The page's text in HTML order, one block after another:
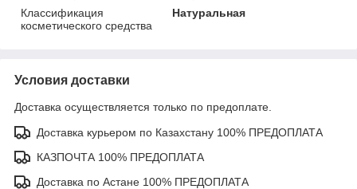
Классификация
косметического средства
Натуральная
Условия доставки
Доставка осуществляется только по предоплате.
Доставка курьером по Казахстану 100% ПРЕДОПЛАТА
КАЗПОЧТА 100% ПРЕДОПЛАТА
Доставка по Астане 100% ПРЕДОПЛАТА